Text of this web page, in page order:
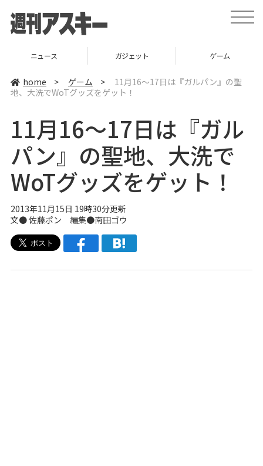
t
o
v
i
ニュース ガジェット ゲーム
home > ゲーム >
11月16～17日は『ガルパン』の聖
地、大洗でWoTグッズをゲット！
11月16～17日は『ガル
パン』の聖地、大洗で
WoTグッズをゲット！
2013年11月15日 19時30分更新
文● 佐藤ポン 編集●南田ゴウ